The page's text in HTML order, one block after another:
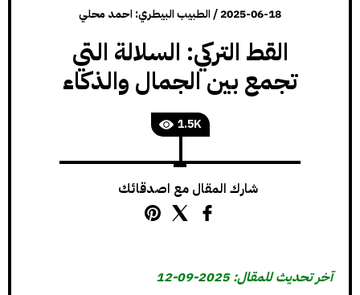
2025-06-18
/الطبيب البيطري: احمد محلي
القط التركي: السلالة التي
تجمع بين الجمال والذكاء
1.5K
شارك المقال مع اصدقائك
آخر تحديث للمقال: 2025-09-12